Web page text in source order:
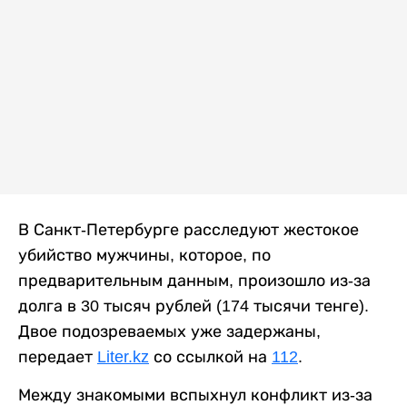
В Санкт-Петербурге расследуют жестокое
убийство мужчины, которое, по
предварительным данным, произошло из-за
долга в 30 тысяч рублей (174 тысячи тенге).
Двое подозреваемых уже задержаны,
передает Liter.kz со ссылкой на 112.
Между знакомыми вспыхнул конфликт из-за